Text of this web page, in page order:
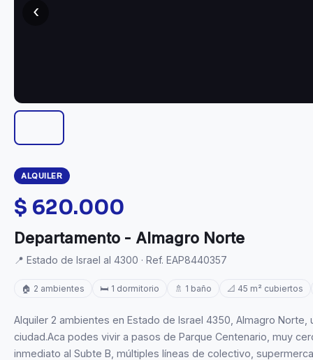
‹
ALQUILER
$ 620.000
Departamento - Almagro Norte
📍 Estado de Israel al 4300 · Ref. EAP8440357
🏠 2 ambientes 🛏️ 1 dormitorio 🚿 1 baño 📐 45 m² cubiertos
Alquiler 2 ambientes en Estado de Israel 4350, Almagro
ciudad.Aca podes vivir a pasos de Parque Centenario, muy
inmediato al Subte B, múltiples líneas de colectivo,